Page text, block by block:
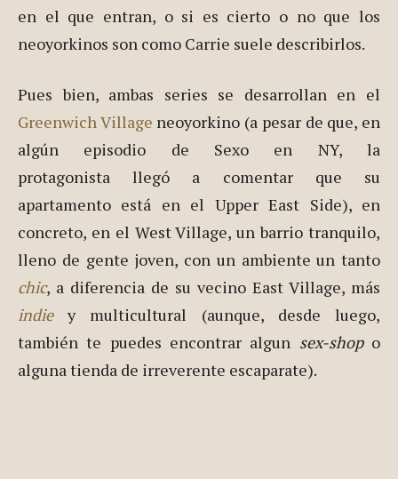
en el que entran, o si es cierto o no que los
neoyorkinos son como Carrie suele describirlos.
Pues bien, ambas series se desarrollan en el
Greenwich Village neoyorkino (a pesar de que, en
algún episodio de Sexo en NY, la
protagonista llegó a comentar que su
apartamento está en el Upper East Side), en
concreto, en el West Village, un barrio tranquilo,
lleno de gente joven, con un ambiente un tanto
chic, a diferencia de su vecino East Village, más
indie
y multicultural (aunque, desde luego,
también te puedes encontrar algun sex-shopo
alguna tienda de irreverente escaparate).